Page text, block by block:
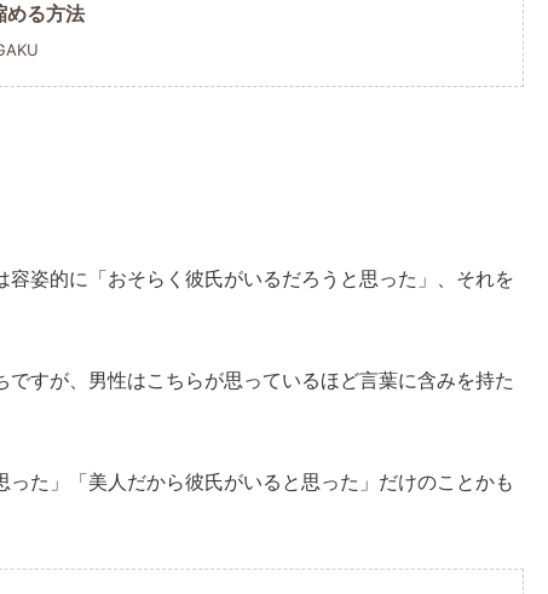
める方法
姿的に「おそらく彼氏がいるだろうと思った」、それを
すが、男性はこちらが思っているほど言葉に含みを持た
った」「美人だから彼氏がいると思った」だけのことかも